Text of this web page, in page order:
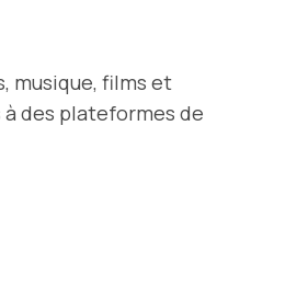
musique, films et
des plateformes de